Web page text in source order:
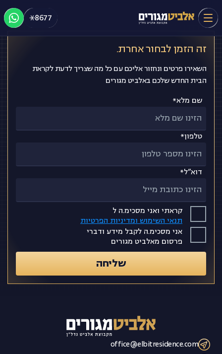
to
content
ראשי
אודות אלביט מגורים
כתבו עלינו
צרו קשר
8677 רובע השדה באילת
זה הזמן לבחור אחרת.
השאירו פרטים ונחזור אליכם עם כל מה שצריך לדעת לקראת
הבית החדש שלכם באלביט מגורים
שם מלא*
טלפון*
דוא”ל*
קראתי ואני מסכימ.ה ל
תנאי השימוש ומדיניות הפרטיות
אני מסכימ.ה לקבל מידע ודברי
פרסום מאלביט מגורים
שליחה
office@elbitresidence.com